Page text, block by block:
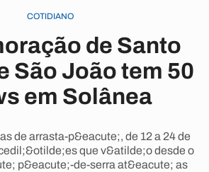
COTIDIANO
de Santo
São João tem 50
em Solânea
de arrasta-p&eacute;, de 12 a 24 de
que v&atilde;o desde o
p&eacute;-de-serra at&eacute; as